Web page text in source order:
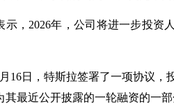
示，2026年，公司将进一步投资
16日，特斯拉签署了一项协议
其最近公开披露的一轮融资的一